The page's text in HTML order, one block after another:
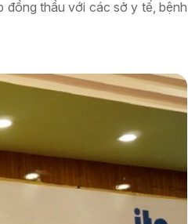
đồng thầu với các sở y tế, bệnh